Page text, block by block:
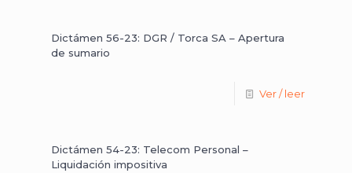
Dictámen 56-23: DGR / Torca SA – Apertura
de sumario
Ver / leer
Dictámen 54-23: Telecom Personal –
Liquidación impositiva